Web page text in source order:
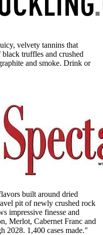
velvety tannins that
truffles and crushed
and smoke. Drink or
built around dried
pit of newly crushed rock
impressive finesse and
Merlot, Cabernet Franc and
2028. 1,400 cases made."